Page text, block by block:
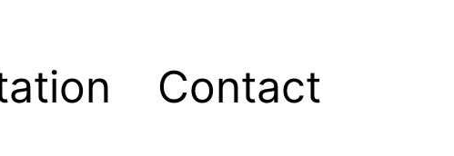
Contact